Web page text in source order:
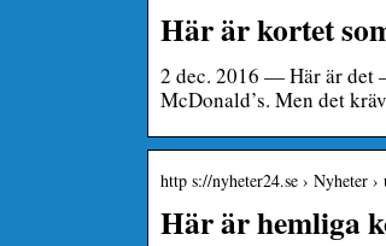
Här är kortet
2 dec. 2016 — Här är det
McDonald’s. Men det
http s://nyheter24.se › Nyheter
Här är hemliga